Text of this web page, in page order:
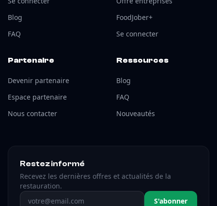
Blog
FAQ
FoodJober+
Se connecter
Partenaire
Devenir partenaire
Espace partenaire
Nous contacter
Ressources
Blog
FAQ
Nouveautés
Restez informé
Recevez les dernières offres et actualités de la
restauration.
Adresse email S'abonner